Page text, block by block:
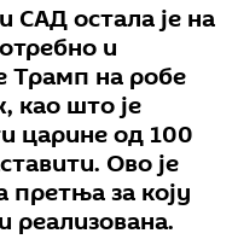
САД остала је на
и
Трамп на робе
као што је
царине од 100
Ово је
претња за коју
реализована.